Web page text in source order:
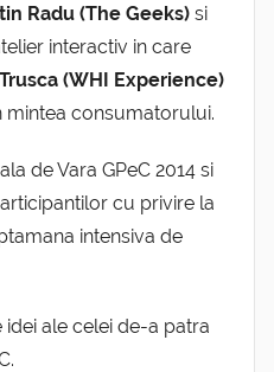
Radu (The Geeks) si
interactiv in care
(WHI Experience)
mintea consumatorului.
de Vara GPeC 2014 si
cu privire la
intensiva de
ale celei de-a patra